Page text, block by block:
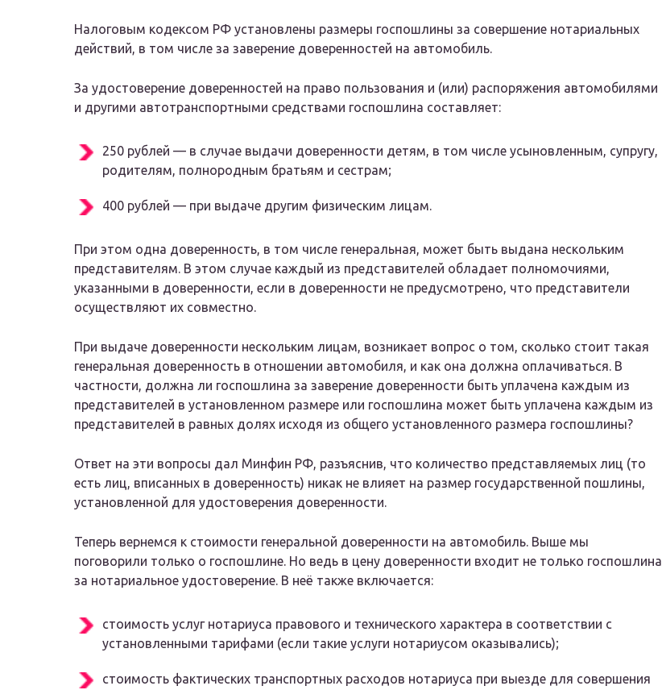
Налоговым кодексом РФ установлены размеры госпошлины за совершение нотариальных
действий, в том числе за заверение доверенностей на автомобиль.
За удостоверение доверенностей на право пользования и (или) распоряжения автомобилями
и другими автотранспортными средствами госпошлина составляет:
250 рублей — в случае выдачи доверенности детям, в том числе усыновленным, супругу,
родителям, полнородным братьям и сестрам;
400 рублей — при выдаче другим физическим лицам.
При этом одна доверенность, в том числе генеральная, может быть выдана нескольким
представителям. В этом случае каждый из представителей обладает полномочиями,
указанными в доверенности, если в доверенности не предусмотрено, что представители
осуществляют их совместно.
При выдаче доверенности нескольким лицам, возникает вопрос о том, сколько стоит такая
генеральная доверенность в отношении автомобиля, и как она должна оплачиваться. В
частности, должна ли госпошлина за заверение доверенности быть уплачена каждым из
представителей в установленном размере или госпошлина может быть уплачена каждым из
представителей в равных долях исходя из общего установленного размера госпошлины?
Ответ на эти вопросы дал Минфин РФ, разъяснив, что количество представляемых лиц (то
есть лиц, вписанных в доверенность) никак не влияет на размер государственной пошлины,
установленной для удостоверения доверенности.
Теперь вернемся к стоимости генеральной доверенности на автомобиль. Выше мы
поговорили только о госпошлине. Но ведь в цену доверенности входит не только госпошлина
за нотариальное удостоверение. В неё также включается:
стоимость услуг нотариуса правового и технического характера в соответствии с
установленными тарифами (если такие услуги нотариусом оказывались);
стоимость фактических транспортных расходов нотариуса при выезде для совершения